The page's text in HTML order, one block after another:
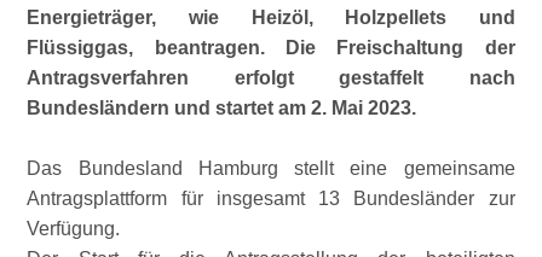
Energieträger, wie Heizöl, Holzpellets und
Flüssiggas, beantragen. Die Freischaltung der
Antragsverfahren erfolgt gestaffelt nach
Bundesländern und startet am 2. Mai 2023.
Das Bundesland Hamburg stellt eine gemeinsame
Antragsplattform für insgesamt 13 Bundesländer zur
Verfügung.